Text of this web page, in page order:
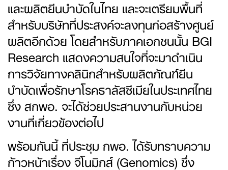
และผลิตยีนบำบัดในไทย และจะเตรียมพื้นที่
สำหรับบริษัทที่ประสงค์จะลงทุนก่อสร้างศูนย์
ผลิตอีกด้วย โดยสำหรับภาคเอกชนนั้น BGI
Research แสดงความสนใจที่จะมาดำเนิน
การวิจัยทางคลินิกสำหรับผลิตภัณฑ์ยีน
บำบัดเพื่อรักษาโรคธาลัสซีเมียในประเทศไทย
ซึ่ง สกพอ. จะได้ช่วยประสานงานกับหน่วย
งานที่เกี่ยวข้องต่อไป
พร้อมกันนี้ ที่ประชุม กพอ. ได้รับทราบความ
ก้าวหน้าเรื่อง จีโนมิกส์ (Genomics) ซึ่ง